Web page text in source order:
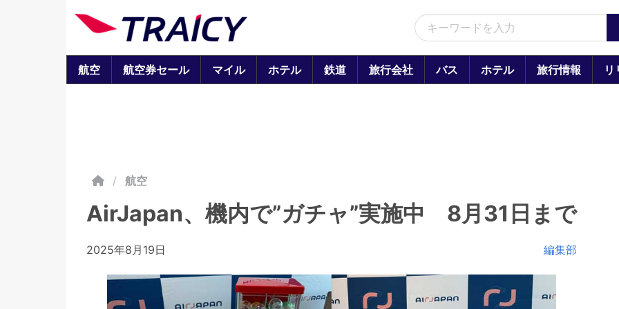
航空 航空券セール マイル ホテル 鉄道 旅行会社 バス ホテル 旅行情報 リ
/ 航空
AirJapan、機内で”ガチャ”実施中 8月31日まで
2025年8月19日 編集部